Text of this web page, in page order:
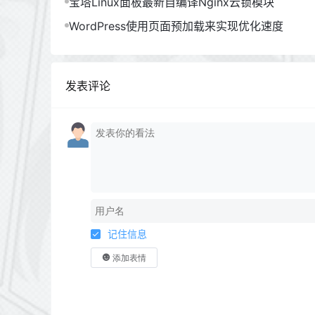
WordPress使用页面预加载来实现优化速度
发表评论
记住信息
添加表情